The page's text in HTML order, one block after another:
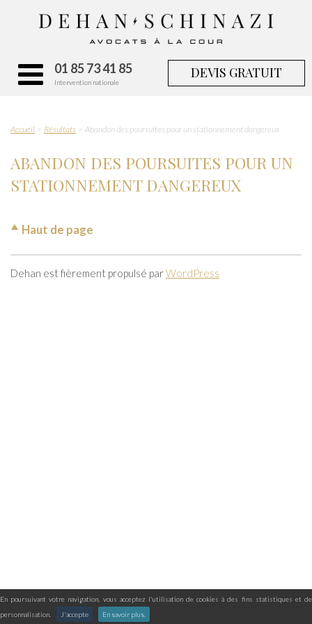
En poursuivant votre navigation, vous acceptez l'utilisation de cookies à des fins statistiques et de
personnalisation.
J'accepte En savoir plus.
01 85 73 41 85
Intervention nationale
DEVIS GRATUIT
Accueil Résultats Abandon des poursuites pour un stationnement dangereux
ABANDON DES POURSUITES POUR UN
STATIONNEMENT DANGEREUX
Haut de page
Dehan est fièrement propulsé parWordPress